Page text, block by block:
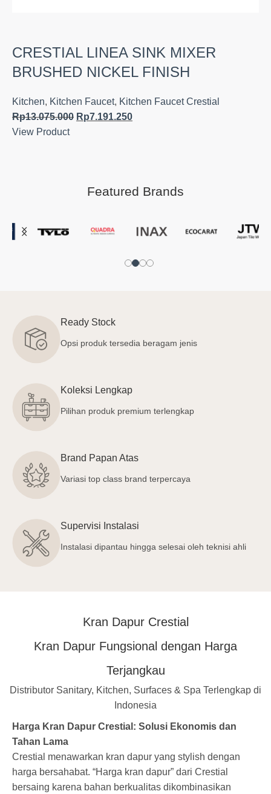
CRESTIAL LINEA SINK MIXER
BRUSHED NICKEL FINISH
Kitchen, Kitchen Faucet, Kitchen Faucet Crestial
Rp13.075.000 Rp7.191.250
View Product
Featured Brands
Ready Stock
Opsi produk tersedia beragam jenis
Koleksi Lengkap
Pilihan produk premium terlengkap
Brand Papan Atas
Variasi top class brand terpercaya
Supervisi Instalasi
Instalasi dipantau hingga selesai oleh teknisi ahli
Kran Dapur Crestial
Kran Dapur Fungsional dengan Harga
Terjangkau
Distributor Sanitary, Kitchen, Surfaces & Spa Terlengkap di
Indonesia
Harga Kran Dapur Crestial: Solusi Ekonomis dan
Tahan Lama
Crestial menawarkan kran dapur yang stylish dengan
harga bersahabat. “Harga kran dapur” dari Crestial
bersaing karena bahan berkualitas dikombinasikan